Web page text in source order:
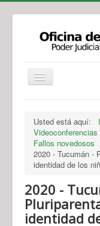
Legislación
Recursos y
Usted está aquí:
Videoconferencias
Fallos novedosos
2020 - Tucumán -
identidad de los
2020 -
identidad